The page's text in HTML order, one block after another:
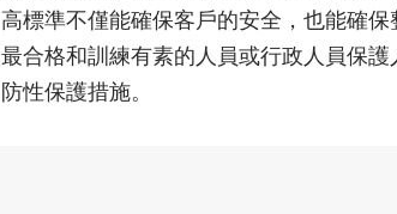
高標準不僅能確保客戶的安全，也能確
最合格和訓練有素的人員或行政人員保
防性保護措施。